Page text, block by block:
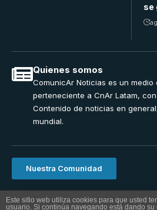
se
Quienes somos
ComunicAr Noticias es un
perteneciente a CnAr Latam,
Contenido de noticias en
mundial.
Nuestra Comunidad
ComunicAr Noticias una realizacion
Este sitio web utiliza cookies para que usted
usuario. Si continúa navegando está dando